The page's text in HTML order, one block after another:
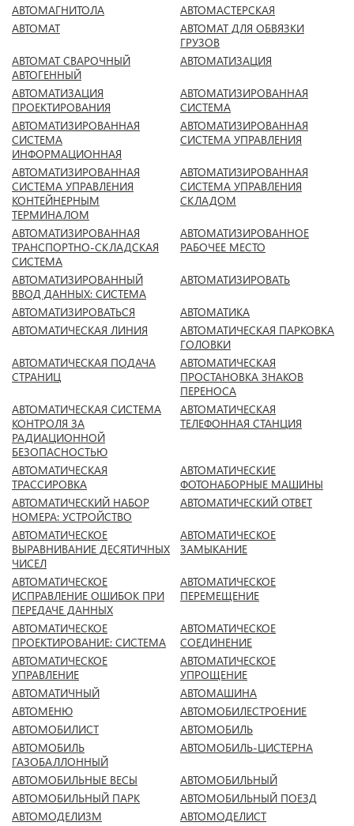
АВТОМАГНИТОЛА
АВТОМАСТЕРСКАЯ
АВТОМАТ
АВТОМАТ ДЛЯ ОБВЯЗКИ
ГРУЗОВ
АВТОМАТ СВАРОЧНЫЙ
АВТОГЕННЫЙ
АВТОМАТИЗАЦИЯ
АВТОМАТИЗАЦИЯ
ПРОЕКТИРОВАНИЯ
АВТОМАТИЗИРОВАННАЯ
СИСТЕМА
АВТОМАТИЗИРОВАННАЯ
СИСТЕМА
ИНФОРМАЦИОННАЯ
АВТОМАТИЗИРОВАННАЯ
СИСТЕМА УПРАВЛЕНИЯ
АВТОМАТИЗИРОВАННАЯ
СИСТЕМА УПРАВЛЕНИЯ
КОНТЕЙНЕРНЫМ
ТЕРМИНАЛОМ
АВТОМАТИЗИРОВАННАЯ
СИСТЕМА УПРАВЛЕНИЯ
СКЛАДОМ
АВТОМАТИЗИРОВАННАЯ
ТРАНСПОРТНО-СКЛАДСКАЯ
СИСТЕМА
АВТОМАТИЗИРОВАННОЕ
РАБОЧЕЕ МЕСТО
АВТОМАТИЗИРОВАННЫЙ
ВВОД ДАННЫХ: СИСТЕМА
АВТОМАТИЗИРОВАТЬ
АВТОМАТИЗИРОВАТЬСЯ
АВТОМАТИКА
АВТОМАТИЧЕСКАЯ ЛИНИЯ
АВТОМАТИЧЕСКАЯ ПАРКОВКА
ГОЛОВКИ
АВТОМАТИЧЕСКАЯ ПОДАЧА
СТРАНИЦ
АВТОМАТИЧЕСКАЯ
ПРОСТАНОВКА ЗНАКОВ
ПЕРЕНОСА
АВТОМАТИЧЕСКАЯ СИСТЕМА
КОНТРОЛЯ ЗА
РАДИАЦИОННОЙ
БЕЗОПАСНОСТЬЮ
АВТОМАТИЧЕСКАЯ
ТЕЛЕФОННАЯ СТАНЦИЯ
АВТОМАТИЧЕСКАЯ
ТРАССИРОВКА
АВТОМАТИЧЕСКИЕ
ФОТОНАБОРНЫЕ МАШИНЫ
АВТОМАТИЧЕСКИЙ НАБОР
НОМЕРА: УСТРОЙСТВО
АВТОМАТИЧЕСКИЙ ОТВЕТ
АВТОМАТИЧЕСКОЕ
ВЫРАВНИВАНИЕ ДЕСЯТИЧНЫХ
ЧИСЕЛ
АВТОМАТИЧЕСКОЕ
ЗАМЫКАНИЕ
АВТОМАТИЧЕСКОЕ
ИСПРАВЛЕНИЕ ОШИБОК ПРИ
ПЕРЕДАЧЕ ДАННЫХ
АВТОМАТИЧЕСКОЕ
ПЕРЕМЕЩЕНИЕ
АВТОМАТИЧЕСКОЕ
ПРОЕКТИРОВАНИЕ: СИСТЕМА
АВТОМАТИЧЕСКОЕ
СОЕДИНЕНИЕ
АВТОМАТИЧЕСКОЕ
УПРАВЛЕНИЕ
АВТОМАТИЧЕСКОЕ
УПРОЩЕНИЕ
АВТОМАТИЧНЫЙ
АВТОМАШИНА
АВТОМЕНЮ
АВТОМОБИЛЕСТРОЕНИЕ
АВТОМОБИЛИСТ
АВТОМОБИЛЬ
АВТОМОБИЛЬ
ГАЗОБАЛЛОННЫЙ
АВТОМОБИЛЬ-ЦИСТЕРНА
АВТОМОБИЛЬНЫЕ ВЕСЫ
АВТОМОБИЛЬНЫЙ
АВТОМОБИЛЬНЫЙ ПАРК
АВТОМОБИЛЬНЫЙ ПОЕЗД
АВТОМОДЕЛИЗМ
АВТОМОДЕЛИСТ